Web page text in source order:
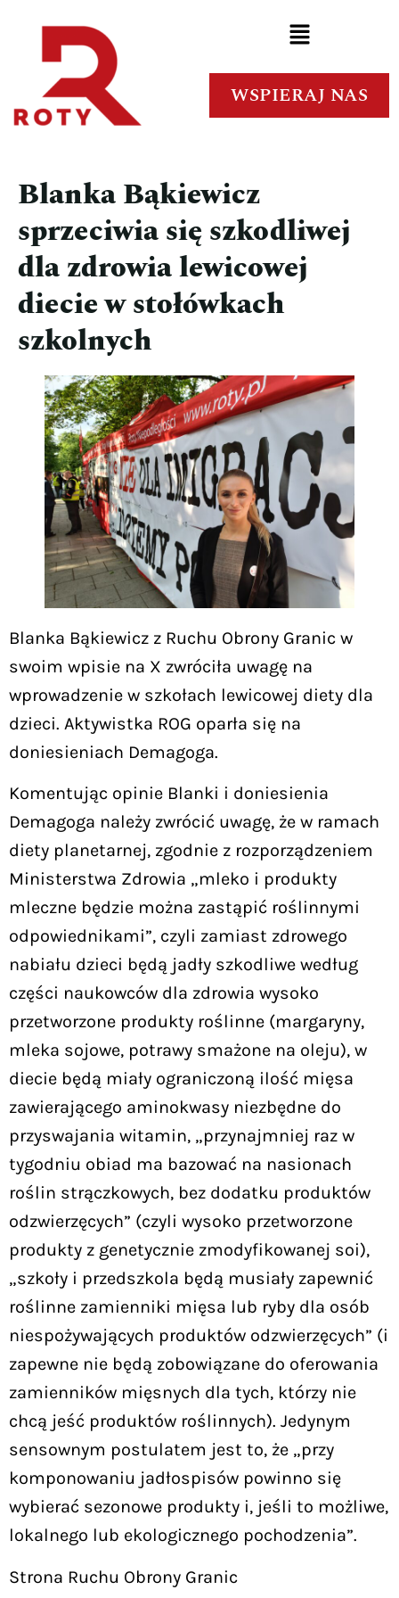
WSPIERAJ NAS
Blanka Bąkiewicz
sprzeciwia się szkodliwej
dla zdrowia lewicowej
diecie w stołówkach
szkolnych
Blanka Bąkiewicz z Ruchu Obrony Granic w
swoim wpisie na X zwróciła uwagę na
wprowadzenie w szkołach lewicowej diety dla
dzieci. Aktywistka ROG oparła się na
doniesieniach Demagoga.
Komentując opinie Blanki i doniesienia
Demagoga należy zwrócić uwagę, że w ramach
diety planetarnej, zgodnie z rozporządzeniem
Ministerstwa Zdrowia „mleko i produkty
mleczne będzie można zastąpić roślinnymi
odpowiednikami”, czyli zamiast zdrowego
nabiału dzieci będą jadły szkodliwe według
części naukowców dla zdrowia wysoko
przetworzone produkty roślinne (margaryny,
mleka sojowe, potrawy smażone na oleju), w
diecie będą miały ograniczoną ilość mięsa
zawierającego aminokwasy niezbędne do
przyswajania witamin, „przynajmniej raz w
tygodniu obiad ma bazować na nasionach
roślin strączkowych, bez dodatku produktów
odzwierzęcych” (czyli wysoko przetworzone
produkty z genetycznie zmodyfikowanej soi),
„szkoły i przedszkola będą musiały zapewnić
roślinne zamienniki mięsa lub ryby dla osób
niespożywających produktów odzwierzęcych” (i
zapewne nie będą zobowiązane do oferowania
zamienników mięsnych dla tych, którzy nie
chcą jeść produktów roślinnych). Jedynym
sensownym postulatem jest to, że „przy
komponowaniu jadłospisów powinno się
wybierać sezonowe produkty i, jeśli to możliwe,
lokalnego lub ekologicznego pochodzenia”.
Strona Ruchu Obrony Granic